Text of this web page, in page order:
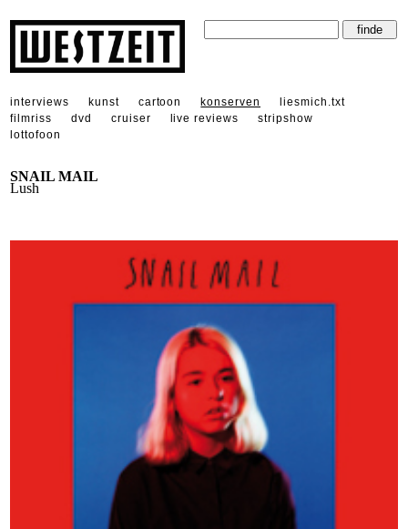
interviews kunst cartoon konserven
liesmich.txt
filmriss
dvd cruiser live reviews
stripshow
lottofoon
SNAIL MAIL
Lush